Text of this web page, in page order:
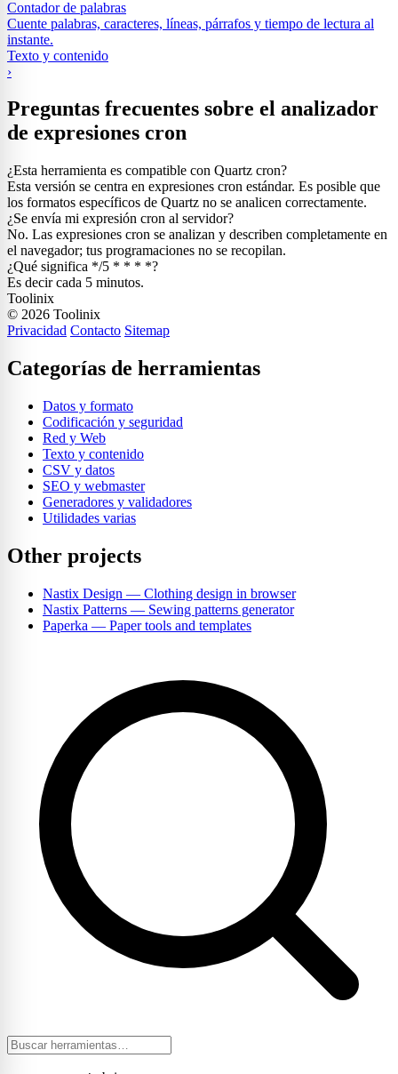
Contador de palabras
Cuente palabras, caracteres, líneas, párrafos y tiempo de lectura al
instante.
Texto y contenido
›
Preguntas frecuentes sobre el analizador
de expresiones cron
¿Esta herramienta es compatible con Quartz cron?
Esta versión se centra en expresiones cron estándar. Es posible que
los formatos específicos de Quartz no se analicen correctamente.
¿Se envía mi expresión cron al servidor?
No. Las expresiones cron se analizan y describen completamente en
el navegador; tus programaciones no se recopilan.
¿Qué significa */5 * * * *?
Es decir cada 5 minutos.
Toolinix
© 2026 Toolinix
Privacidad Contacto Sitemap
Categorías de herramientas
Datos y formato
Codificación y seguridad
Red y Web
Texto y contenido
CSV y datos
SEO y webmaster
Generadores y validadores
Utilidades varias
Other projects
Nastix Design — Clothing design in browser
Nastix Patterns — Sewing patterns generator
Paperka — Paper tools and templates